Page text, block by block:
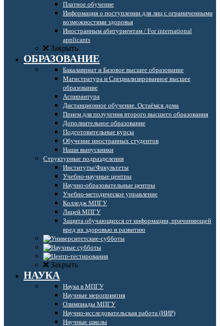
Платное обучение
Информация о поступлении для лиц с ограниченными
возможностями здоровья
Иностранным абитуриентам / For international
applicants
Закрыть
ОБРАЗОВАНИЕ
Бакалавриат и Базовое высшее образование
Магистратура и Специализированное высшее
образование
Аспирантура
Дистанционное обучение. Остаёмся дома
Прием для получения второго высшего образования
Дополнительное образование
Подготовительные курсы
Обучение иностранных студентов
Наши выпускники
Структурные подразделения
Институты/Факультеты
Учебно-научные центры
Научно-образовательные центры
Учебно-методическое управление
Колледж МПГУ
Лицей МПГУ
Защита обучающихся от информации, причиняющей
вред их здоровью и развитию
Закрыть
НАУКА
Наука в МПГУ
Научные мероприятия
Олимпиады МПГУ
Научно-исследовательская работа (НИР)
Научные школы